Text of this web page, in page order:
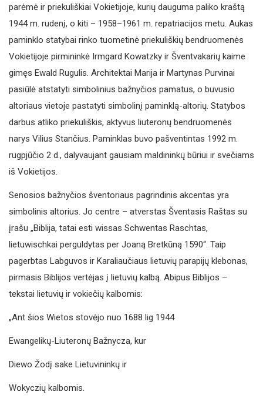
parėmė ir priekuliškiai Vokietijoje, kurių dauguma paliko kraštą
1944 m. rudenį, o kiti – 1958–1961 m. repatriacijos metu. Aukas
paminklo statybai rinko tuometinė priekuliškių bendruomenės
Vokietijoje pirmininkė Irmgard Kowatzky ir Šventvakarių kaime
gimęs Ewald Rugulis. Architektai Marija ir Martynas Purvinai
pasiūlė atstatyti simbolinius bažnyčios pamatus, o buvusio
altoriaus vietoje pastatyti simbolinį paminklą-altorių. Statybos
darbus atliko priekuliškis, aktyvus liuteronų bendruomenės
narys Vilius Stančius. Paminklas buvo pašventintas 1992 m.
rugpjūčio 2 d., dalyvaujant gausiam maldininkų būriui ir svečiams
iš Vokietijos.
Senosios bažnyčios šventoriaus pagrindinis akcentas yra
simbolinis altorius. Jo centre – atverstas Šventasis Raštas su
įrašu „Biblija, tatai esti wissas Schwentas Raschtas,
lietuwischkai perguldytas per Joaną Bretkūną 1590“. Taip
pagerbtas Labguvos ir Karaliaučiaus lietuvių parapijų klebonas,
pirmasis Biblijos vertėjas į lietuvių kalbą. Abipus Biblijos –
tekstai lietuvių ir vokiečių kalbomis:
„Ant šios Wietos stovėjo nuo 1688 lig 1944
Ewangelikų-Liuteronų Bažnycza, kur
Diewo Žodį sake Lietuvininkų ir
Wokyczių kalbomis.